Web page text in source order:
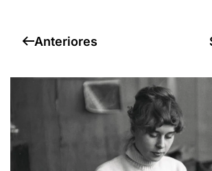
Anteriores